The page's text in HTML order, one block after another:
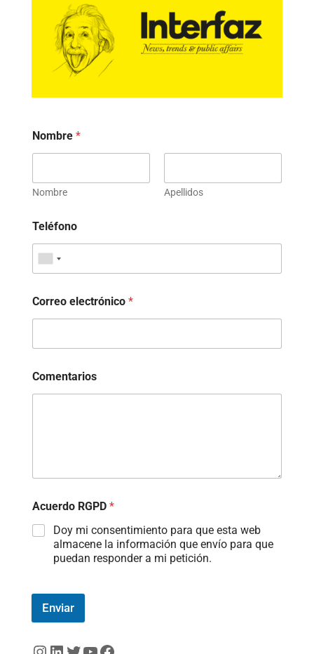
Nombre *
Nombre Apellidos
Teléfono
Correo electrónico *
Comentarios
Acuerdo RGPD *
Doy mi consentimiento para que esta web
almacene la información que envío para que
puedan responder a mi petición.
Enviar